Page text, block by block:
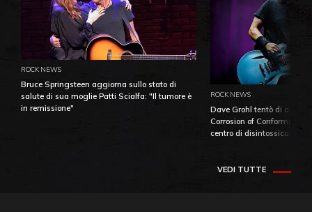
ROCK NEWS
Bruce Springsteen aggiorna sullo stato di
salute di sua moglie Patti Scialfa: "Il tumore è
in remissione"
ROCK NEWS
Dave Grohl tentò di
Corrosion of Conformity
centro di
VEDI TUTTE